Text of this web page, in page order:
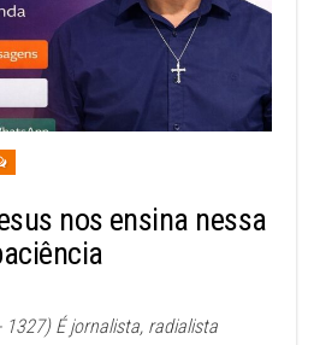
nos ensina nessa
1327) É jornalista, radialista